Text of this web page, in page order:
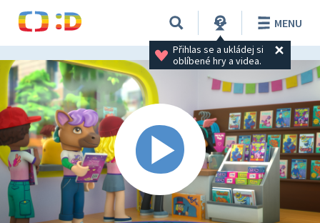
Přihlas se a ukládej si
oblíbené hry a videa.
MENU